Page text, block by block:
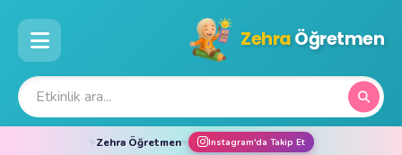
ZehraÖğretmen
✨Zehra Öğretmen✨ Instagram'da Takip Et